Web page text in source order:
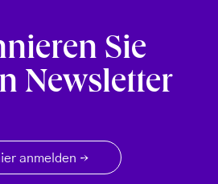
Sie
Newsletter
anmelden →